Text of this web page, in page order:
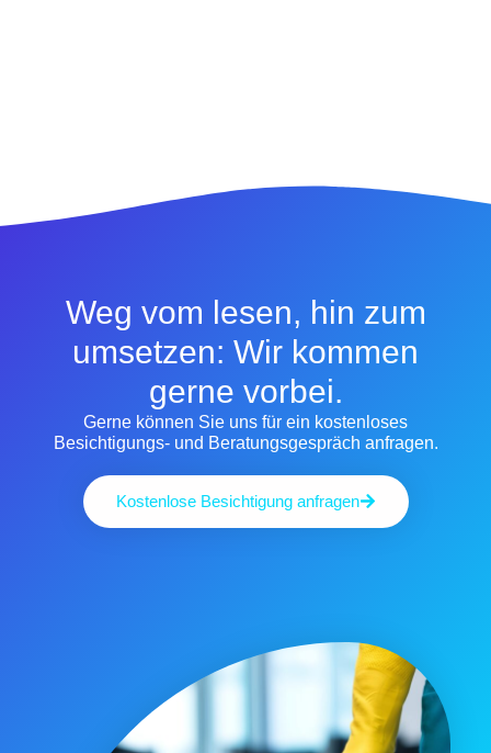
Weg vom lesen, hin zum
umsetzen: Wir kommen
gerne vorbei.
Gerne können Sie uns für ein kostenloses
Besichtigungs- und Beratungsgespräch anfragen.
Kostenlose Besichtigung anfragen